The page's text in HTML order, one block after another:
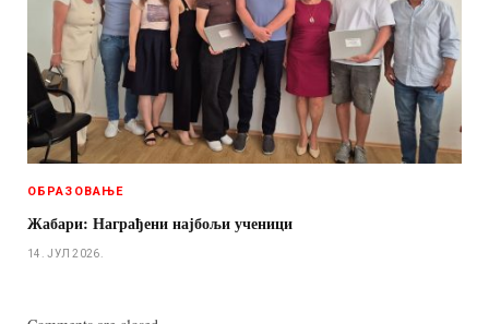
ОБРАЗОВАЊЕ
Жабари: Награђени најбољи ученици
14. ЈУЛ 2026.